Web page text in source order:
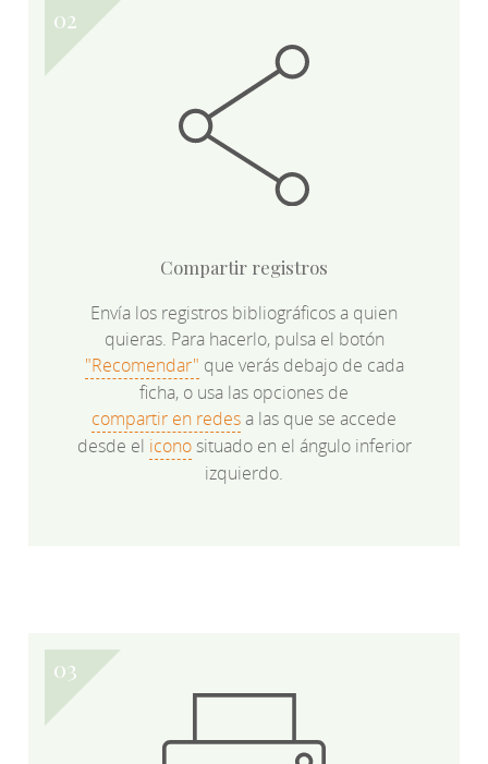
Compartir registros
Envía los registros bibliográficos a quien
quieras. Para hacerlo, pulsa el botón
"Recomendar" que verás debajo de cada
ficha, o usa las opciones de
compartir en redesa las que se accede
desde el iconosituado en el ángulo inferior
izquierdo.